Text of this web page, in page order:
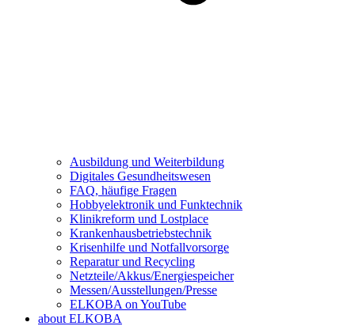
Ausbildung und Weiterbildung
Digitales Gesundheitswesen
FAQ, häufige Fragen
Hobbyelektronik und Funktechnik
Klinikreform und Lostplace
Krankenhausbetriebstechnik
Krisenhilfe und Notfallvorsorge
Reparatur und Recycling
Netzteile/Akkus/Energiespeicher
Messen/Ausstellungen/Presse
ELKOBA on YouTube
about ELKOBA